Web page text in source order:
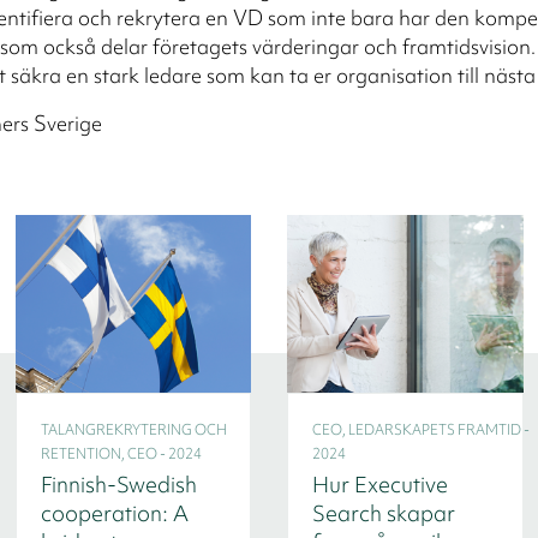
och rekrytera en VD som inte bara har den
också delar företagets värderingar och
säkra en stark ledare som kan ta er organisation till
Sverige
TALANGREKRYTERING OCH
RETENTION, CEO - 2024
Finnish-Swedish
cooperation: A
CEO, LEDARSKAPETS FRAMTID -
2024
Hur Executive
Search skapar